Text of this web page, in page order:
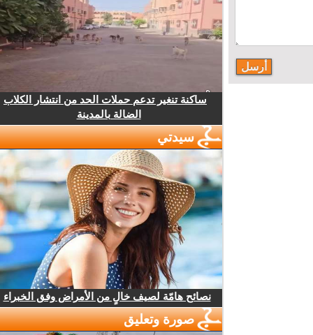
ساكنة تنغير تدعم حملات الحد من انتشار الكلاب
الضالة بالمدينة
سيدتي
نصائح هامّة لصيف خالٍ من الأمراض وفق الخبراء
صورة وتعليق